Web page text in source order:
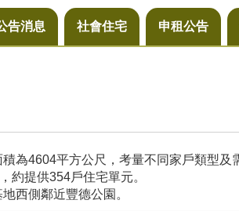
告消息 社會住宅 申租公告
為4604平方公尺，考量不同家戶類型及
約提供354戶住宅單元。
西側鄰近豐德公園。